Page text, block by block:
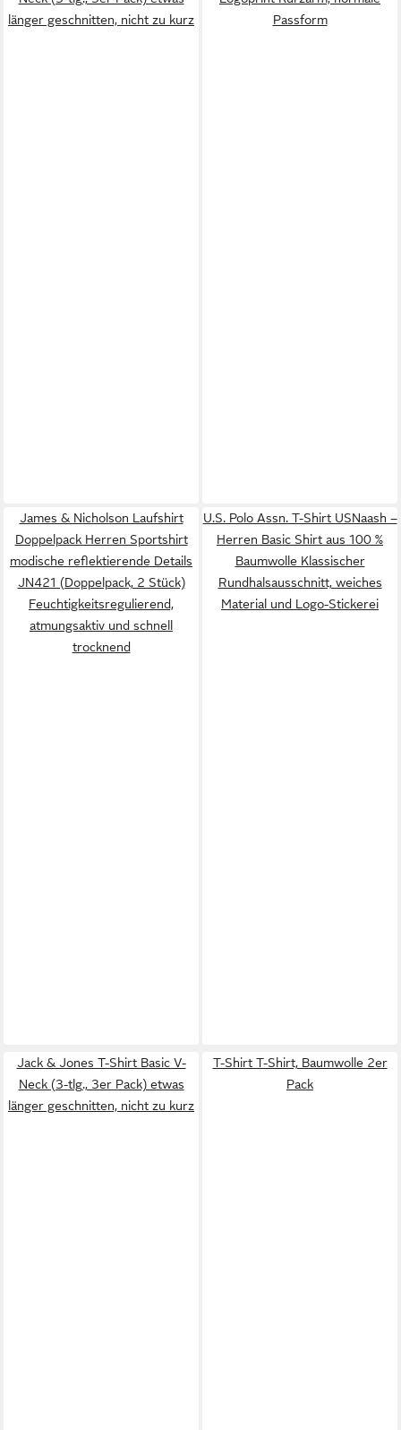
länger geschnitten, nicht zu kurz
Passform
James & Nicholson Laufshirt
Doppelpack Herren Sportshirt
modische reflektierende Details
JN421 (Doppelpack, 2 Stück)
Feuchtigkeitsregulierend,
atmungsaktiv und schnell
trocknend
U.S. Polo Assn. T-Shirt USNaash –
Herren Basic Shirt aus 100 %
Baumwolle Klassischer
Rundhalsausschnitt, weiches
Material und Logo-Stickerei
Jack & Jones T-Shirt Basic V-
Neck (3-tlg., 3er Pack) etwas
länger geschnitten, nicht zu kurz
T-Shirt T-Shirt, Baumwolle 2er
Pack